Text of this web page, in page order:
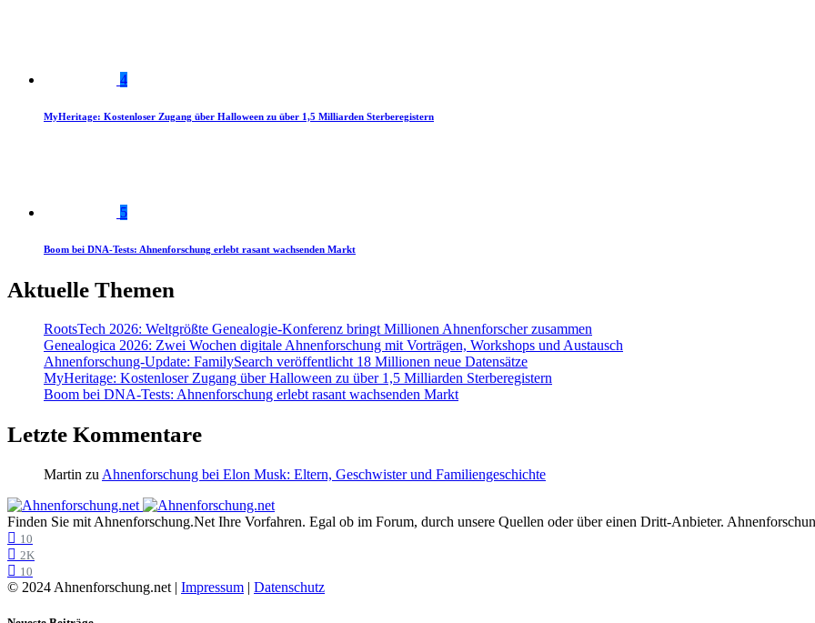
4
MyHeritage: Kostenloser Zugang über Halloween zu über 1,5 Milliarden Sterberegistern
5
Boom bei DNA-Tests: Ahnenforschung erlebt rasant wachsenden Markt
Aktuelle Themen
RootsTech 2026: Weltgrößte Genealogie-Konferenz bringt Millionen Ahnenforscher zusammen
Genealogica 2026: Zwei Wochen digitale Ahnenforschung mit Vorträgen, Workshops und Austausch
Ahnenforschung-Update: FamilySearch veröffentlicht 18 Millionen neue Datensätze
MyHeritage: Kostenloser Zugang über Halloween zu über 1,5 Milliarden Sterberegistern
Boom bei DNA-Tests: Ahnenforschung erlebt rasant wachsenden Markt
Letzte Kommentare
Martin zu Ahnenforschung bei Elon Musk: Eltern, Geschwister und Familiengeschichte
Finden Sie mit Ahnenforschung.Net Ihre Vorfahren. Egal ob im Forum, durch unsere Quellen oder über einen Dritt-Anbieter.
10
2K
10
© 2024 Ahnenforschung.net | Impressum | Datenschutz